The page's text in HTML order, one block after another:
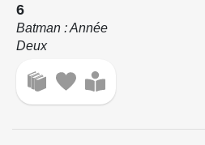
6
Batman : Année
Deux